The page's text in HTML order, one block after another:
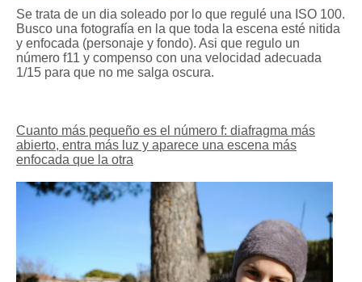
Se trata de un dia soleado por lo que regulé una ISO 100.
Busco una fotografía en la que toda la escena esté nitida
y enfocada (personaje y fondo). Asi que regulo un
número f11 y compenso con una velocidad adecuada
1/15 para que no me salga oscura.
Cuanto más pequeño es el número f: diafragma más
abierto, entra más luz y aparece una escena más
enfocada que la otra